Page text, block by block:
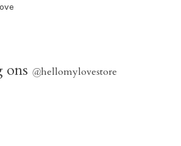
ons @hellomylovestore